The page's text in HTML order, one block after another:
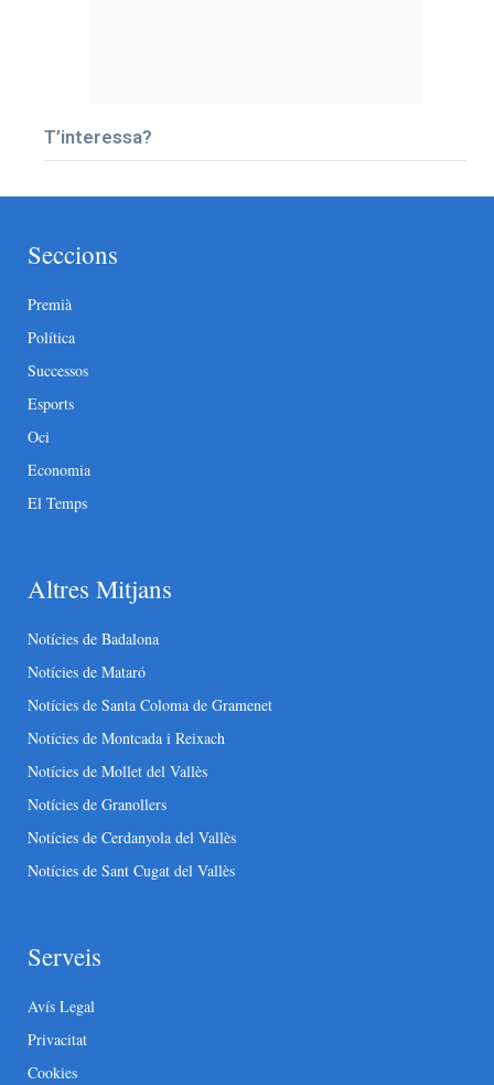
T’interessa?
Seccions
Premià
Política
Successos
Esports
Oci
Economia
El Temps
Altres Mitjans
Notícies de Badalona
Notícies de Mataró
Notícies de Santa Coloma de Gramenet
Notícies de Montcada i Reixach
Notícies de Mollet del Vallès
Notícies de Granollers
Notícies de Cerdanyola del Vallès
Notícies de Sant Cugat del Vallès
Serveis
Avís Legal
Privacitat
Cookies